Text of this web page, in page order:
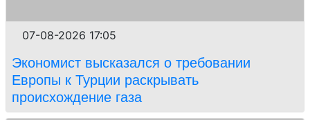
07-08-2026 17:05
Экономист высказался о требовании
Европы к Турции раскрывать
происхождение газа